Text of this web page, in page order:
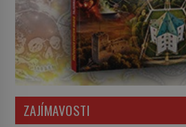
ZAJÍMAVOSTI